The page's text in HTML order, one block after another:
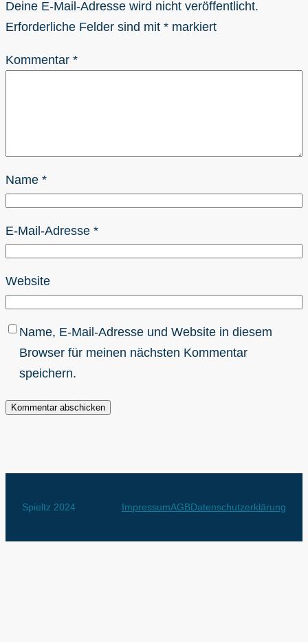
Deine E-Mail-Adresse wird nicht veröffentlicht.
Erforderliche Felder sind mit * markiert
Kommentar *
Name *
E-Mail-Adresse *
Website
Name, E-Mail-Adresse und Website in diesem
Browser für meinen nächsten Kommentar
speichern.
Spieltz 2024 ImpressumAGBDatenschutzerklärung